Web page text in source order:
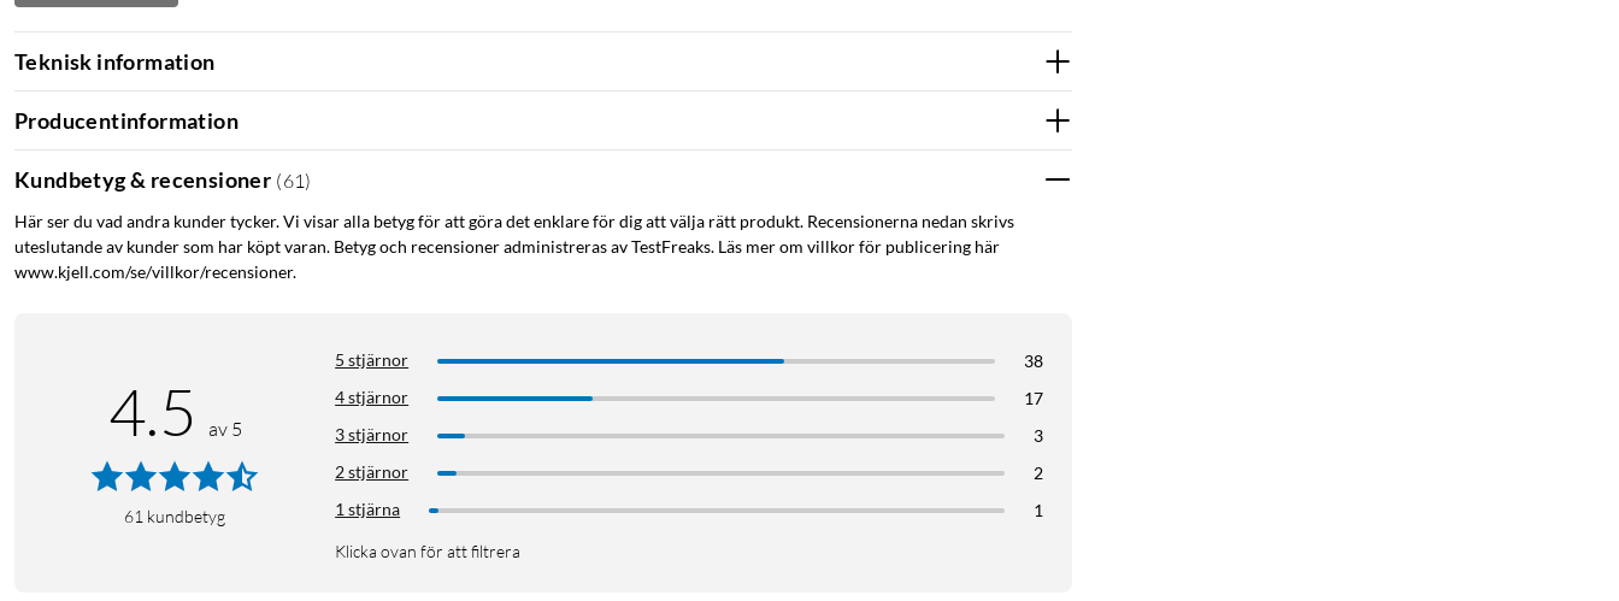
Teknisk information
Producentinformation
Kundbetyg & recensioner (61 )
Här ser du vad andra kunder tycker. Vi visar alla betyg för att göra det enklare för dig att välja rätt produkt. Recensionerna nedan skrivs
uteslutande av kunder som har köpt varan. Betyg och recensioner administreras av TestFreaks. Läs mer om villkor för publicering här
www.kjell.com/se/villkor/recensioner.
4.5 av 5
61 kundbetyg
5 stjärnor
38
4 stjärnor
17
3 stjärnor
3
2 stjärnor
2
1 stjärna
1
Klicka ovan för att filtrera